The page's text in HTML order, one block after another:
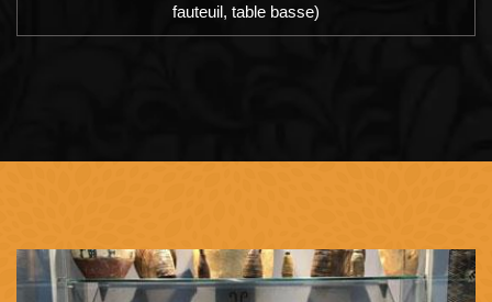
fauteuil, table basse)